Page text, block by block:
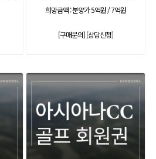
희망금액 :분양가 5억원 / 7억원
[구매문의][상담신청]